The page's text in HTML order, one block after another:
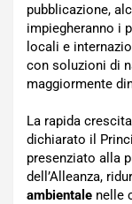
pubblicazione,
impiegheranno i
locali e
con soluzioni di
maggiormente
La rapida crescita
dichiarato il
presenziato alla
dell’Alleanza,
ambientale nelle